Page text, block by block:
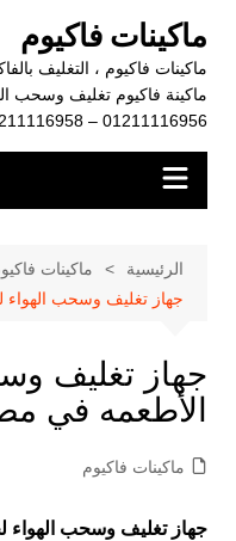
المحتوى
ماكينات فاكيوم
ماكينات فاكيوم ، التغليف
01211116956 – 01211116958
الرئيسية
ماكينات
جهاز تغليف وسحب
جهاز تغليف
الأطعمه في
ماكينات فاكيوم
جهاز تغليف وسحب